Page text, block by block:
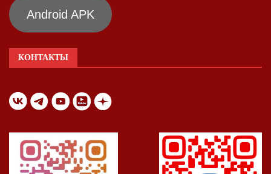
Android APK
КОНТАКТЫ